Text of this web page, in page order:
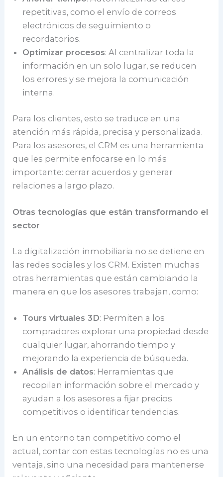
repetitivas, como el envío de correos
electrónicos de seguimiento o
recordatorios.
Optimizar procesos: Al centralizar toda la
información en un solo lugar, se reducen
los errores y se mejora la comunicación
interna.
Para los clientes, esto se traduce en una
atención más rápida, precisa y personalizada.
Para los asesores, el CRM es una herramienta
que les permite enfocarse en lo más
importante: cerrar acuerdos y generar
relaciones a largo plazo.
Otras tecnologías que están transformando el
sector
La digitalización inmobiliaria no se detiene en
las redes sociales y los CRM. Existen muchas
otras herramientas que están cambiando la
manera en que los asesores trabajan, como:
Tours virtuales 3D: Permiten a los
compradores explorar una propiedad desde
cualquier lugar, ahorrando tiempo y
mejorando la experiencia de búsqueda.
Análisis de datos: Herramientas que
recopilan información sobre el mercado y
ayudan a los asesores a fijar precios
competitivos o identificar tendencias.
En un entorno tan competitivo como el
actual, contar con estas tecnologías no es una
ventaja, sino una necesidad para mantenerse